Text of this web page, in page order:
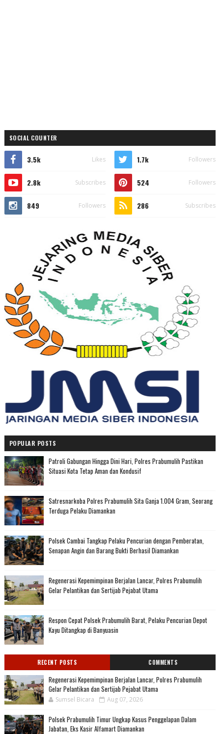
SOCIAL COUNTER
3.5k Likes 1.7k Followers
2.8k Subscribes 524 Followers
849 Followers 286 Subscribes
POPULAR POSTS
Patroli Gabungan Hingga Dini Hari, Polres Prabumulih Pastikan
Situasi Kota Tetap Aman dan Kondusif
Satresnarkoba Polres Prabumulih Sita Ganja 1.004 Gram, Seorang
Terduga Pelaku Diamankan
Polsek Cambai Tangkap Pelaku Pencurian dengan Pemberatan,
Senapan Angin dan Barang Bukti Berhasil Diamankan
Regenerasi Kepemimpinan Berjalan Lancar, Polres Prabumulih
Gelar Pelantikan dan Sertijab Pejabat Utama
Respon Cepat Polsek Prabumulih Barat, Pelaku Pencurian Depot
Kayu Ditangkap di Banyuasin
RECENT POSTS COMMENTS
Regenerasi Kepemimpinan Berjalan Lancar, Polres Prabumulih
Gelar Pelantikan dan Sertijab Pejabat Utama
Sumsel Bicara Aug 07, 2026
Polsek Prabumulih Timur Ungkap Kasus Penggelapan Dalam
Jabatan, Eks Kasir Alfamart Diamankan